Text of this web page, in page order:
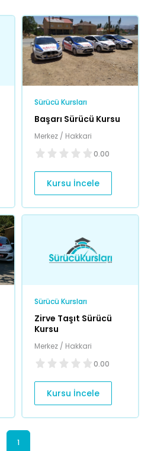
Sürücü Kursları
Başarı Sürücü Kursu
Merkez / Hakkari
0.00
Kursu İncele
Sürücü Kursları
Zirve Taşıt Sürücü
Kursu
Merkez / Hakkari
0.00
Kursu İncele
1